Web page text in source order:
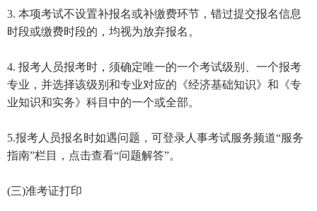
3. 本项考试不设置补报名或补缴费环节，错过提交报名信息
时段或缴费时段的，均视为放弃报名。
4. 报考人员报考时，须确定唯一的一个考试级别、一个报考
专业，并选择该级别和专业对应的《经济基础知识》和《专
业知识和实务》科目中的一个或全部。
5.报考人员报名时如遇问题，可登录人事考试服务频道“服务
指南”栏目，点击查看“问题解答”。
(三)准考证打印